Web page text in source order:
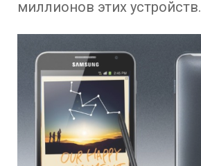
миллионов этих устройств.